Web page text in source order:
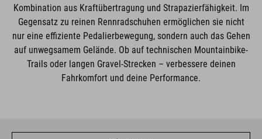
Kombination aus Kraftübertragung und Strapazierfähigkeit. Im
Gegensatz zu reinen Rennradschuhen ermöglichen sie nicht
nur eine effiziente Pedalierbewegung, sondern auch das Gehen
auf unwegsamem Gelände. Ob auf technischen Mountainbike-
Trails oder langen Gravel-Strecken – verbessere deinen
Fahrkomfort und deine Performance.